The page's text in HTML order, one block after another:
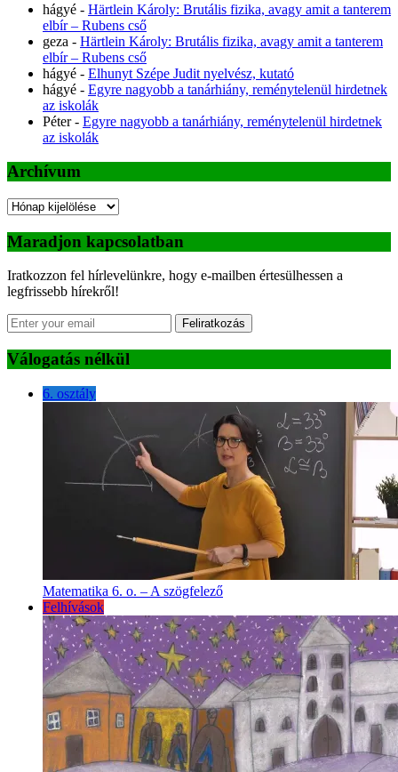
hágyé - Härtlein Károly: Brutális fizika, avagy amit a tanterem
elbír – Rubens cső
geza - Härtlein Károly: Brutális fizika, avagy amit a tanterem
elbír – Rubens cső
hágyé - Elhunyt Szépe Judit nyelvész, kutató
hágyé - Egyre nagyobb a tanárhiány, reménytelenül hirdetnek
az iskolák
Péter- Egyre nagyobb a tanárhiány, reménytelenül hirdetnek
az iskolák
Archívum
Archívum
Maradjon kapcsolatban
Iratkozzon fel hírlevelünkre, hogy e-mailben értesülhessen a
legfrissebb hírekről!
Feliratkozás
Válogatás nélkül
6. osztály
Matematika 6. o. – A szögfelező
Felhívások